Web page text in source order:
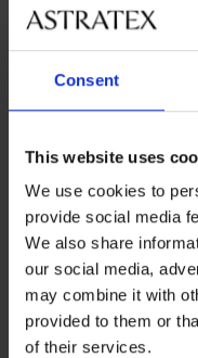
Consent
This website uses
We use cookies to
provide social media
We also share
our social media,
may combine it with
provided to them or
of their services.
Modal-shorts PINK
Soft Studio
19,99 €